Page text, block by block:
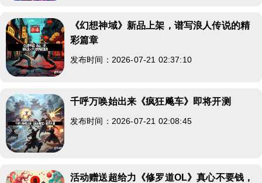
《幻想神域》新品上架，谱写浪人传说的精
彩篇章
发布时间：2026-07-21 02:37:10
千呼万唤始出来《疯狂飚车》即将开测
发布时间：2026-07-21 02:08:45
活动赠送超给力《修罗道OL》真心不要钱，